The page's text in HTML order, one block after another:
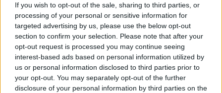
If you wish to opt-out of the sale, sharing to third parties, or
processing of your personal or sensitive information for
targeted advertising by us, please use the below opt-out
section to confirm your selection. Please note that after your
opt-out request is processed you may continue seeing
interest-based ads based on personal information utilized by
us or personal information disclosed to third parties prior to
your opt-out. You may separately opt-out of the further
disclosure of your personal information by third parties on the
Palesztina felé veszi az irányt, némi
Dunaszerdahelyi és Fokvárosi kitérővel.
A